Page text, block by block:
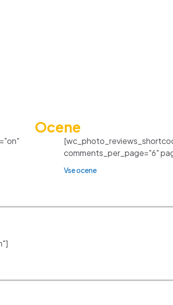
Ocene
comments_per_page="6"
Vse ocene